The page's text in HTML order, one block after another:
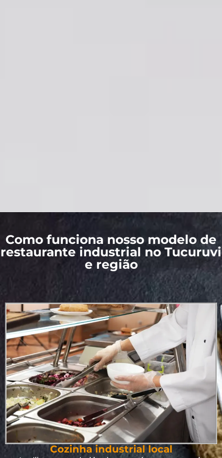
Como funciona nosso modelo de
restaurante industrial no Tucuruvi
e região
Cozinha industrial local